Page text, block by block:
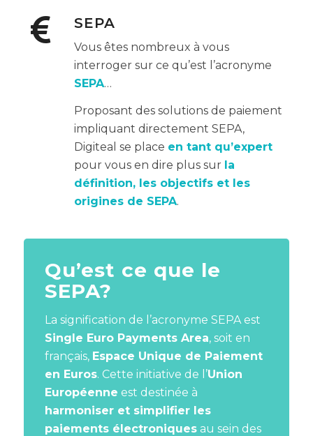
SEPA
Vous êtes nombreux à vous
interroger sur ce qu’est l’acronyme
SEPA…
Proposant des solutions de paiement
impliquant directement SEPA,
Digiteal se place en tant qu’expert
pour vous en dire plus sur la
définition, les objectifs et les
origines de SEPA.
Qu’est ce que le
SEPA?
La signification de l’acronyme SEPA est
Single Euro Payments Area, soit en
français, Espace Unique de Paiement
en Euros. Cette initiative de l’Union
Européenne est destinée à
harmoniser et simplifier les
paiements électroniquesau sein des